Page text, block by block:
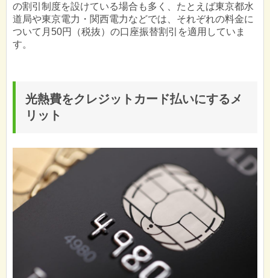
の割引制度を設けている場合も多く、たとえば東京都水
道局や東京電力・関西電力などでは、それぞれの料金に
ついて月50円（税抜）の口座振替割引を適用していま
す。
光熱費をクレジットカード払いにするメ
リット